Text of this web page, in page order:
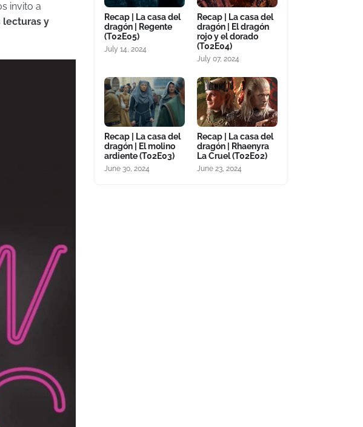
invito a
lecturas y
Recap | La casa del
dragón | Regente
(T02E05)
July 14, 2024
Recap | La casa del
dragón | El dragón
rojo y el dorado
(T02E04)
July 07, 2024
Recap | La casa del
dragón | El molino
ardiente (T02E03)
June 30, 2024
Recap | La casa del
dragón | Rhaenyra
La Cruel (T02E02)
June 23, 2024